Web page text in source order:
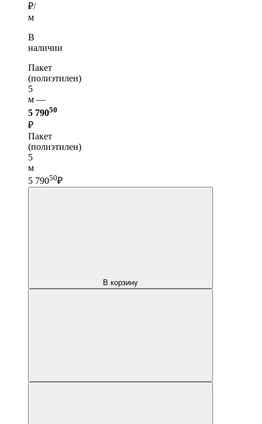
₽/
м
В
наличии
Пакет
(полиэтилен)
5
м —
5 79050
₽
Пакет
(полиэтилен)
5
м
5 79050₽
В корзину